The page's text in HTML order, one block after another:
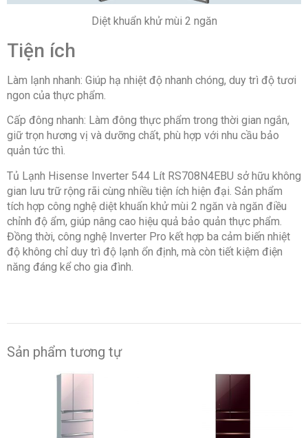
Diệt khuẩn khử mùi 2 ngăn
Tiện ích
Làm lạnh nhanh: Giúp hạ nhiệt độ nhanh chóng, duy trì độ tươi
ngon của thực phẩm.
Cấp đông nhanh: Làm đông thực phẩm trong thời gian ngắn,
giữ trọn hương vị và dưỡng chất, phù hợp với nhu cầu bảo
quản tức thì.
Tủ Lạnh Hisense Inverter 544 Lít RS708N4EBU sở hữu không
gian lưu trữ rộng rãi cùng nhiều tiện ích hiện đại. Sản phẩm
tích hợp công nghệ diệt khuẩn khử mùi 2 ngăn và ngăn điều
chỉnh độ ẩm, giúp nâng cao hiệu quả bảo quản thực phẩm.
Đồng thời, công nghệ Inverter Pro kết hợp ba cảm biến nhiệt
độ không chỉ duy trì độ lạnh ổn định, mà còn tiết kiệm điện
năng đáng kể cho gia đình.
Sản phẩm tương tự